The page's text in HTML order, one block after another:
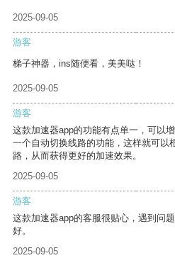
2025-09-05
游客
梯子神器，ins随便看，美美哒！
2025-09-05
游客
这款加速器app的功能有点单一，可以
一个自动切换线路的功能，这样就可以
路，从而获得更好的加速效果。
2025-09-05
游客
这款加速器app的客服很贴心，遇到问
好。
2025-09-05